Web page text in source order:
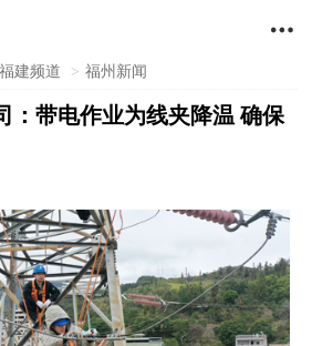

福建频道 > 福州新闻
：带电作业为线夹降温 确保